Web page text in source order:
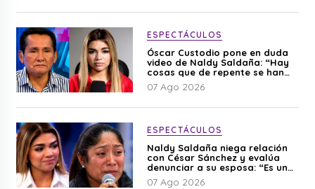
ESPECTÁCULOS
Óscar Custodio pone en duda
video de Naldy Saldaña: “Hay
cosas que de repente se han
editado”
07 Ago 2026
ESPECTÁCULOS
Naldy Saldaña niega relación
con César Sánchez y evalúa
denunciar a su esposa: “Es una
difamación”
07 Ago 2026